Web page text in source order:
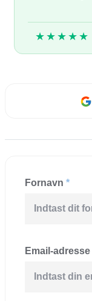
★★★★★
Fornavn *
Email-adresse